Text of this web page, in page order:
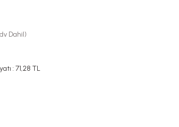
Dahil)
: 71,28 TL